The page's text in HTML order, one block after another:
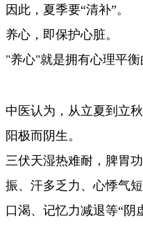
因此，夏季要“清补”。
养心，即保护心脏。
"养心"就是拥有心理平衡
中医认为，从立夏到立
阳极而阴生。
三伏天湿热难耐，脾胃
振、汗多乏力、心悸气
口渴、记忆力减退等“阴